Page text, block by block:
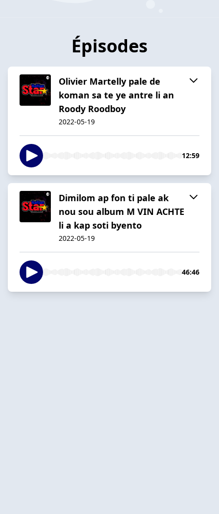
Épisodes
Olivier Martelly pale de
koman sa te ye antre li an
Roody Roodboy
2022-05-19
12:59
Dimilom ap fon ti pale ak
nou sou album M VIN ACHTE
li a kap soti byento
2022-05-19
46:46